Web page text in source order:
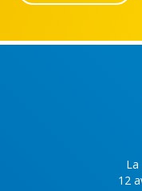
12